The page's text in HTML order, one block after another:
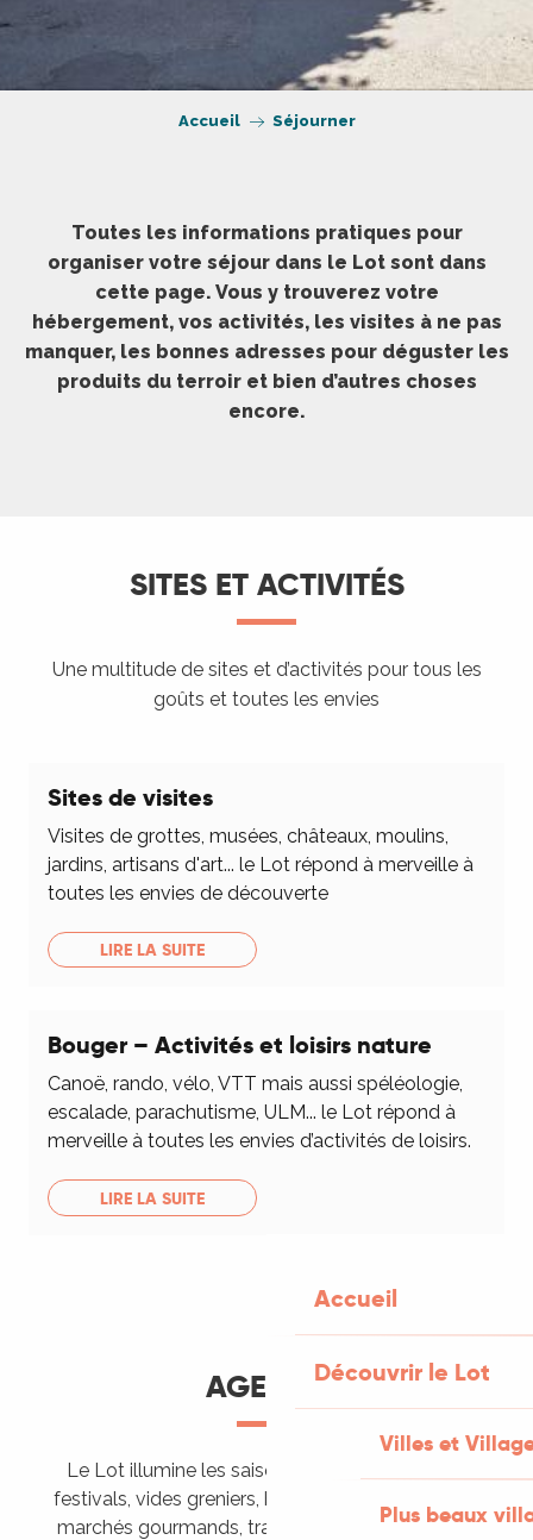
Accueil
Découvrir le Lot
Villes et
Plus beaux
Accueil Séjourner
Toutes les informations pratiques pour
organiser votre séjour dans le Lot sont dans
cette page. Vous y trouverez votre
hébergement, vos activités, les visites à ne pas
manquer, les bonnes adresses pour déguster les
produits du terroir et bien d’autres choses
encore.
SITES ET ACTIVITÉS
Une multitude de sites et d’activités pour tous les
goûts et toutes les envies
Sites de visites
Visites de grottes, musées, châteaux, moulins,
jardins, artisans d'art... le Lot répond à merveille à
toutes les envies de découverte
LIRE LA SUITE
Bouger – Activités et loisirs nature
Canoë, rando, vélo, VTT mais aussi spéléologie,
escalade, parachutisme, ULM... le Lot répond à
merveille à toutes les envies d’activités de loisirs.
LIRE LA SUITE
AGENDA
Le Lot illumine les saisons de ses animations :
festivals, vides greniers, brocantes, fêtes votives,
marchés gourmands, trails sportifs… Vous l’aurez